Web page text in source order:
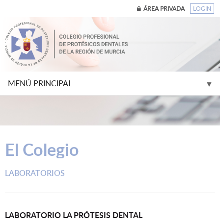
ÁREA PRIVADA LOGIN
MENÚ PRINCIPAL ▼
El Colegio
LABORATORIOS
LABORATORIO LA PRÓTESIS DENTAL